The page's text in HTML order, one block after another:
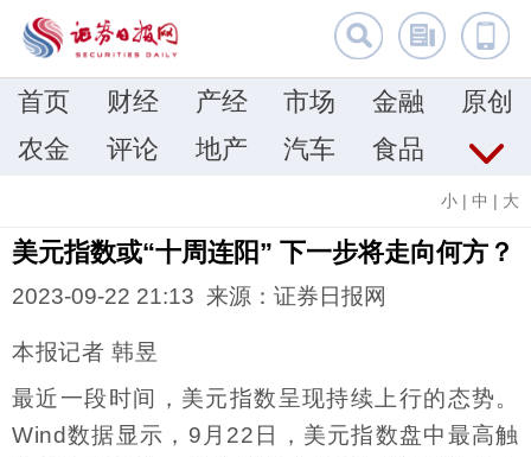
首页 财经 产经 市场 金融
原创
农金
评论 地产 汽车 食品
小 | 中 | 大
美元指数或“十周连阳” 下一步将走向何方？
2023-09-22 21:13 来源：证券日报网
本报记者 韩昱
最近一段时间，美元指数呈现持续上行的态势。
Wind数据显示，9月22日，美元指数盘中最高触